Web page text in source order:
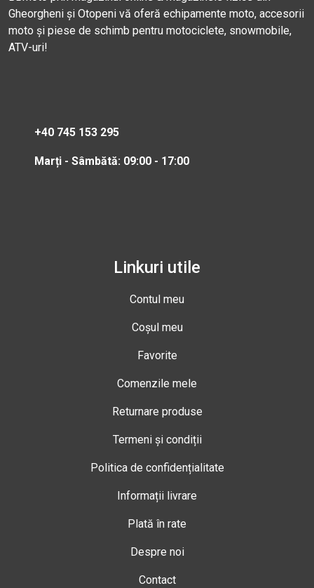
Gheorgheni și Otopeni vă oferă echipamente moto, accesorii
moto și piese de schimb pentru motociclete, snowmobile,
ATV-uri!
+40 745 153 295
Marți - Sâmbătă: 09:00 - 17:00
Linkuri utile
Contul meu
Coșul meu
Favorite
Comenzile mele
Returnare produse
Termeni și condiții
Politica de confidențialitate
Informații livrare
Plată în rate
Despre noi
Contact